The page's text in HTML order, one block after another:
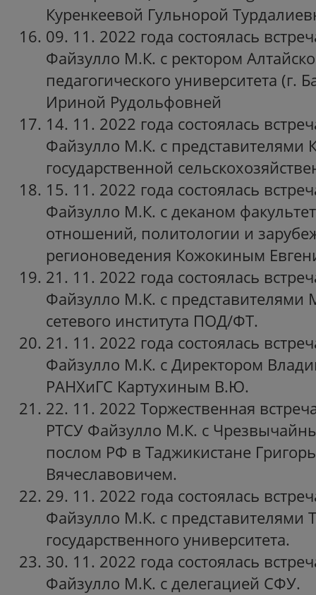
Куренкеевой Гульнорой
09. 11. 2022 года состоялась
Файзулло М.К. с ректором
педагогического университета (г.
Ириной Рудольфовней
14. 11. 2022 года состоялась
Файзулло М.К. с представителями
государственной
15. 11. 2022 года состоялась
Файзулло М.К. с деканом
отношений, политологии и
регионоведения Кожокиным
21. 11. 2022 года состоялась
Файзулло М.К. с представителями
сетевого института ПОД/ФТ.
21. 11. 2022 года состоялась
Файзулло М.К. с Директором
РАНХиГС Картухиным В.Ю.
22. 11. 2022 Торжественная
РТСУ Файзулло М.К. с
послом РФ в Таджикистане
Вячеславовичем.
29. 11. 2022 года состоялась
Файзулло М.К. с представителями
государственного университета.
30. 11. 2022 года состоялась
Файзулло М.К. с делегацией СФУ.